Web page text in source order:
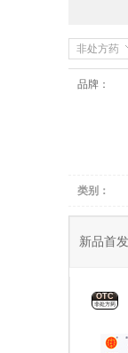
营
非处方药
品牌：
类别：
新品首发
OTC
非处方药